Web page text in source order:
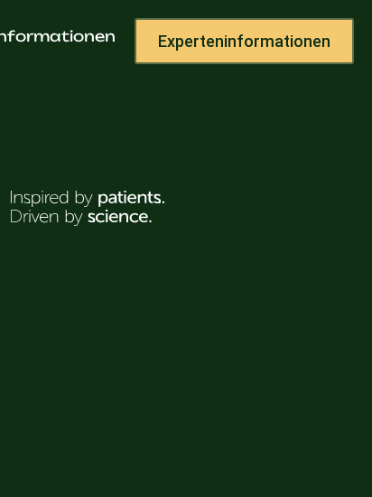
Experteninformationen